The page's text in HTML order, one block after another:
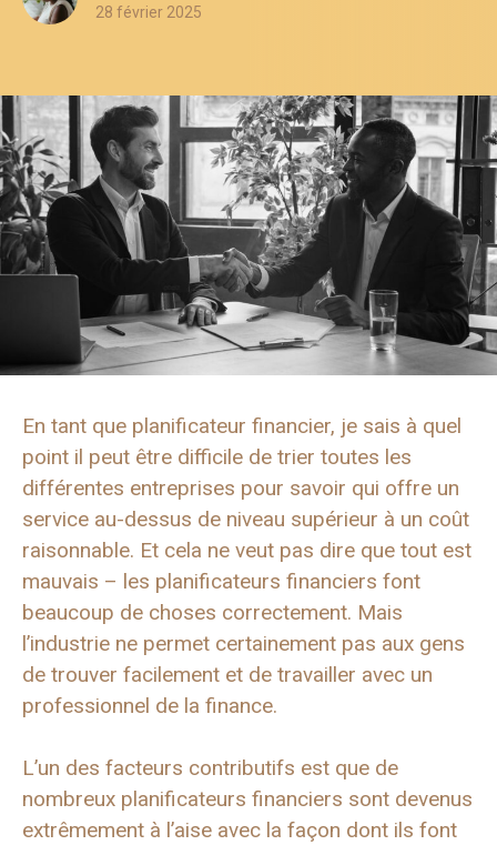
28 février 2025
En tant que planificateur financier, je sais à quel
point il peut être difficile de trier toutes les
différentes entreprises pour savoir qui offre un
service au-dessus de niveau supérieur à un coût
raisonnable. Et cela ne veut pas dire que tout est
mauvais – les planificateurs financiers font
beaucoup de choses correctement. Mais
l’industrie ne permet certainement pas aux gens
de trouver facilement et de travailler avec un
professionnel de la finance.
L’un des facteurs contributifs est que de
nombreux planificateurs financiers sont devenus
extrêmement à l’aise avec la façon dont ils font